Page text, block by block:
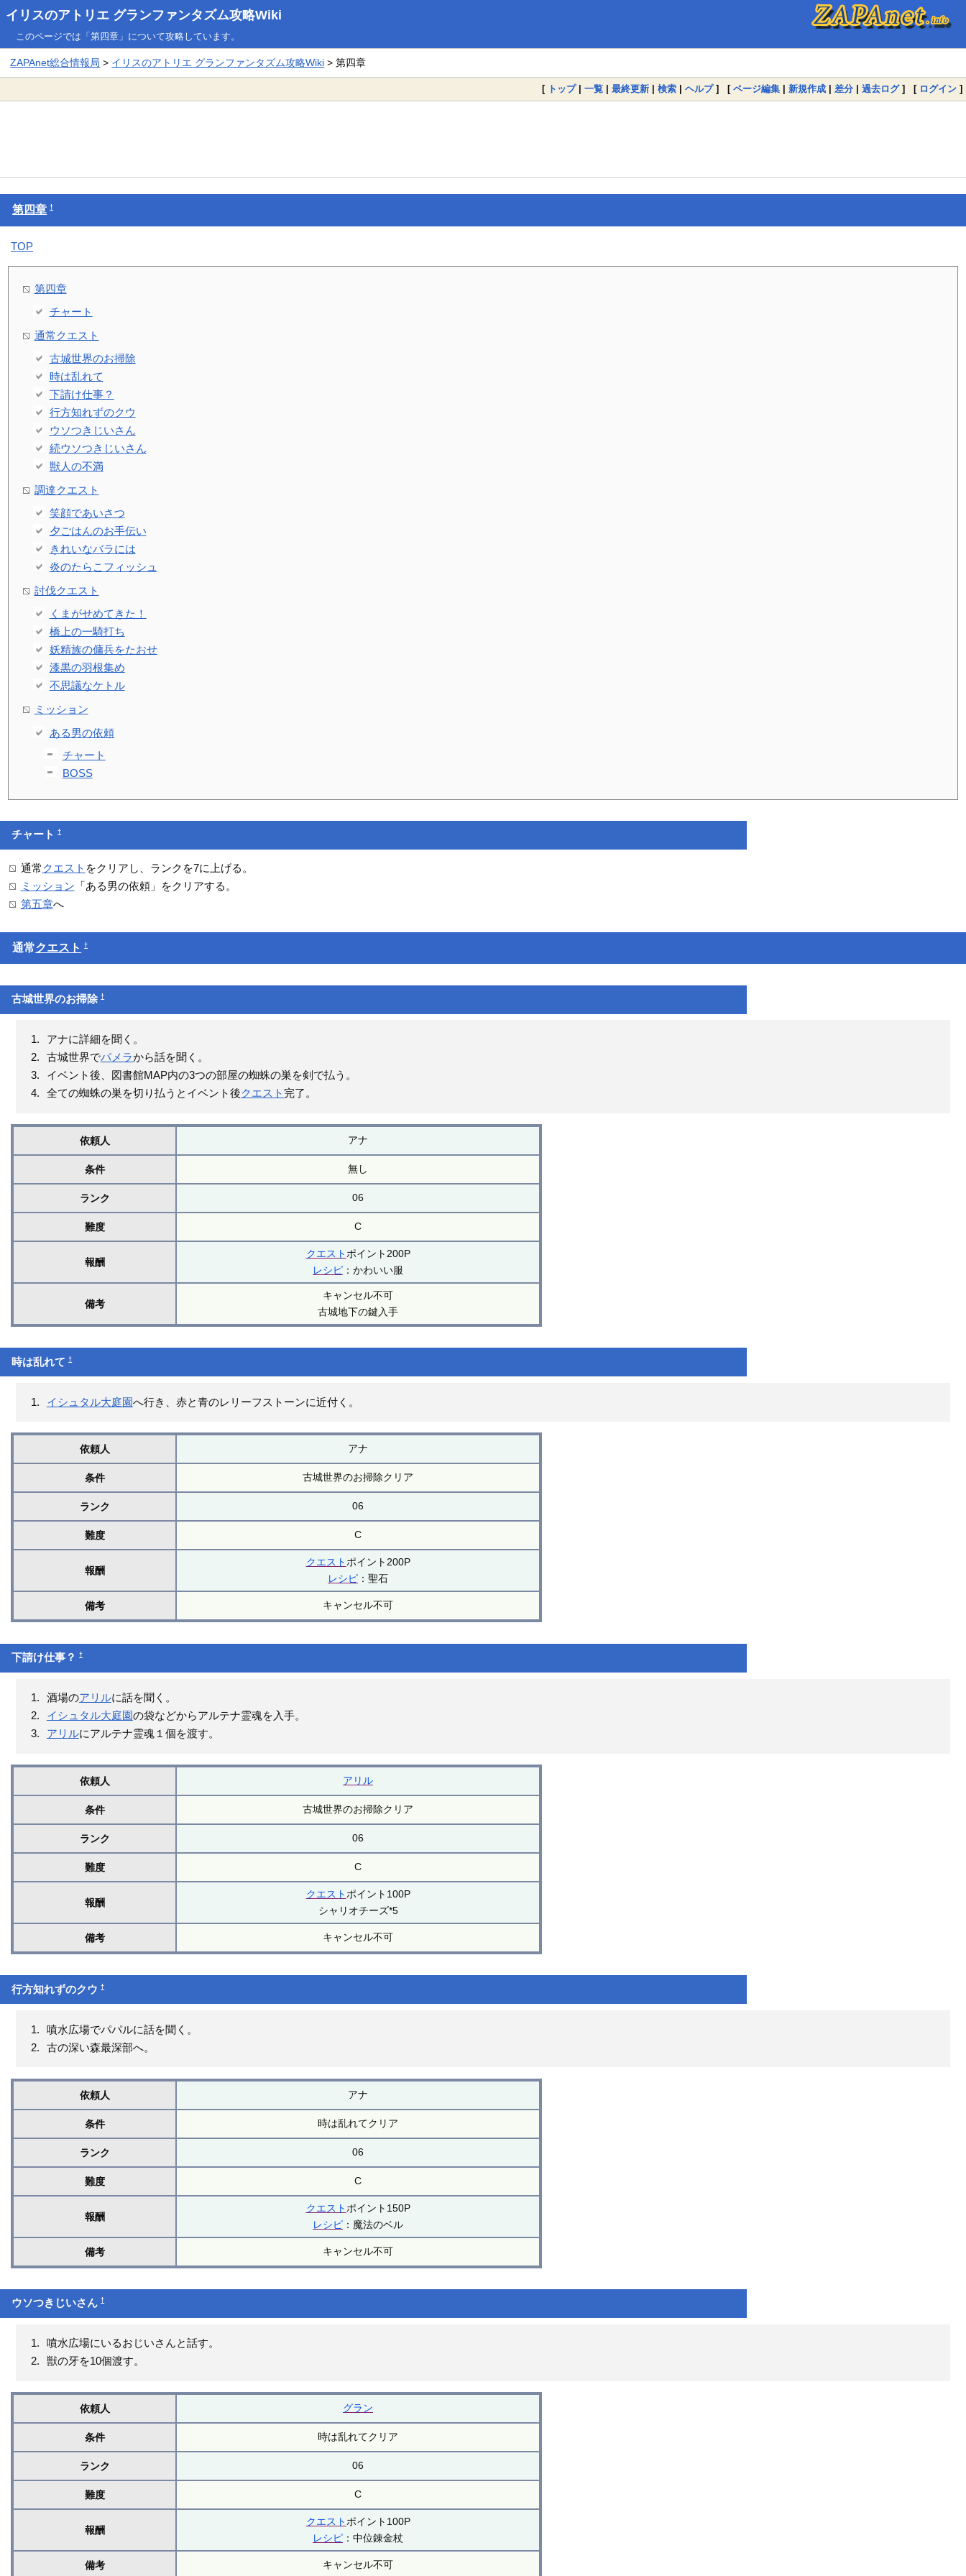
イリスのアトリエ グランファンタズム攻略Wiki
このページでは「第四章」について攻略しています。
ZAPAnet総合情報局 > イリスのアトリエ グランファンタズム攻略Wiki > 第四章
[ トップ| 一覧 | 最終更新 | 検索 | ヘルプ] [ ページ編集 | 新規作成 | 差分 | 過去ログ] [ ログイン ]
第四章 †
TOP
第四章
チャート
通常クエスト
古城世界のお掃除
時は乱れて
下請け仕事？
行方知れずのクウ
ウソつきじいさん
続ウソつきじいさん
獣人の不満
調達クエスト
笑顔であいさつ
夕ごはんのお手伝い
きれいなバラには
炎のたらこフィッシュ
討伐クエスト
くまがせめてきた！
橋上の一騎打ち
妖精族の傭兵をたおせ
漆黒の羽根集め
不思議なケトル
ミッション
ある男の依頼
チャート
BOSS
チャート†
通常 クエスト をクリアし、ランクを7に上げる。
ミッション 「ある男の依頼」をクリアする。
第五章へ
通常クエスト †
古城世界のお掃除†
アナに詳細を聞く。
古城世界でパメラから話を聞く。
イベント後、図書館MAP内の3つの部屋の蜘蛛の巣を剣で払う。
全ての蜘蛛の巣を切り払うとイベント後クエスト 完了。
依頼人 アナ
条件 無し
ランク 06
難度 C
報酬
クエスト ポイント200P
レシピ ：かわいい服
備考
キャンセル不可
古城地下の鍵入手
時は乱れて†
イシュタル大庭園へ行き、赤と青のレリーフストーンに近付く。
依頼人 アナ
条件 古城世界のお掃除クリア
ランク 06
難度 C
報酬
クエストポイント200P
レシピ ：聖石
備考 キャンセル不可
下請け仕事？†
酒場のアリルに話を聞く。
イシュタル大庭園の袋などからアルテナ霊魂を入手。
アリルにアルテナ霊魂１個を渡す。
依頼人 アリル
条件 古城世界のお掃除クリア
ランク 06
難度 C
報酬
クエスト ポイント100P
シャリオチーズ*5
備考 キャンセル不可
行方知れずのクウ†
噴水広場でパパルに話を聞く。
古の深い森最深部へ。
依頼人 アナ
条件 時は乱れてクリア
ランク 06
難度 C
報酬
クエスト ポイント150P
レシピ ：魔法のベル
備考 キャンセル不可
ウソつきじいさん†
噴水広場にいるおじいさんと話す。
獣の牙を10個渡す。
依頼人 グラン
条件 時は乱れてクリア
ランク 06
難度 C
報酬
クエスト ポイント100P
レシピ ：中位錬金杖
備考 キャンセル不可